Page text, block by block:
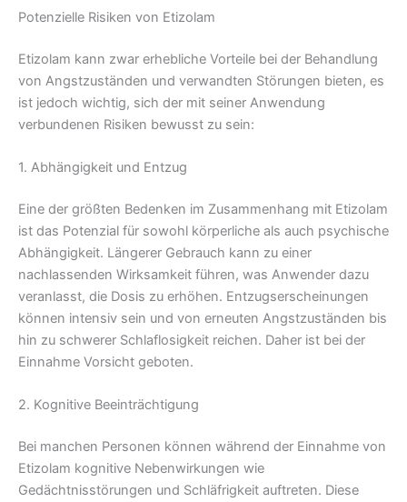
Potenzielle Risiken von Etizolam
Etizolam kann zwar erhebliche Vorteile bei der Behandlung
von Angstzuständen und verwandten Störungen bieten, es
ist jedoch wichtig, sich der mit seiner Anwendung
verbundenen Risiken bewusst zu sein:
1. Abhängigkeit und Entzug
Eine der größten Bedenken im Zusammenhang mit Etizolam
ist das Potenzial für sowohl körperliche als auch psychische
Abhängigkeit. Längerer Gebrauch kann zu einer
nachlassenden Wirksamkeit führen, was Anwender dazu
veranlasst, die Dosis zu erhöhen. Entzugserscheinungen
können intensiv sein und von erneuten Angstzuständen bis
hin zu schwerer Schlaflosigkeit reichen. Daher ist bei der
Einnahme Vorsicht geboten.
2. Kognitive Beeinträchtigung
Bei manchen Personen können während der Einnahme von
Etizolam kognitive Nebenwirkungen wie
Gedächtnisstörungen und Schläfrigkeit auftreten. Diese